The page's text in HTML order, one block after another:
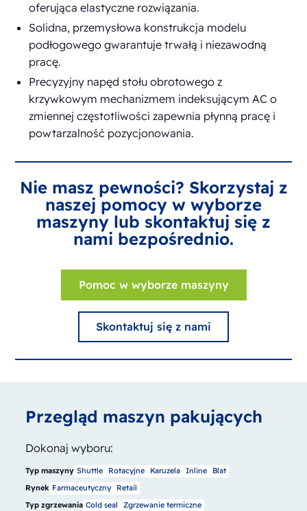
oferująca elastyczne rozwiązania.
Solidna, przemysłowa konstrukcja modelu
podłogowego gwarantuje trwałą i niezawodną
pracę.
Precyzyjny napęd stołu obrotowego z
krzywkowym mechanizmem indeksującym AC o
zmiennej częstotliwości zapewnia płynną pracę i
powtarzalność pozycjonowania.
Nie masz pewności? Skorzystaj z
naszej pomocy w wyborze
maszyny lub skontaktuj się z
nami bezpośrednio.
Pomoc w wyborze maszyny
Skontaktuj się z nami
Przegląd maszyn pakujących
Dokonaj wyboru:
Typ maszyny Shuttle Rotacyjne Karuzela Inline
Blat
Rynek Farmaceutyczny
Retail
Typ zgrzewania Cold seal
Zgrzewanie termiczne